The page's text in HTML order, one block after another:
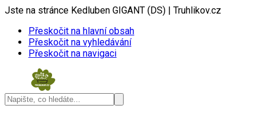
Jste na stránce Kedluben GIGANT (DS) | Truhlikov.cz
Přeskočit na hlavní obsah
Přeskočit na vyhledávání
Přeskočit na navigaci